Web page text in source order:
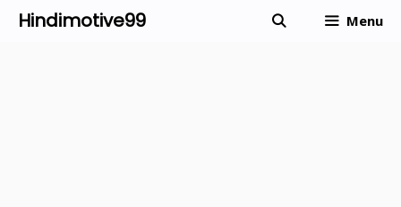
SkipHindimotive99 Menu